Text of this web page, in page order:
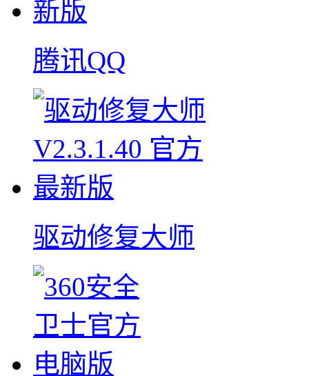
腾讯QQ
驱动修复大师